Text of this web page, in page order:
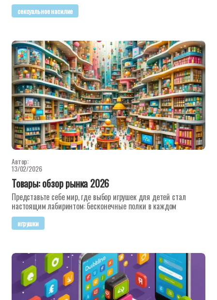
сексуальное насилие
Автор:
13/02/2026
Товары: обзор рынка 2026
Представьте себе мир, где выбор игрушек для детей стал
настоящим лабиринтом: бесконечные полки в каждом
игрушки